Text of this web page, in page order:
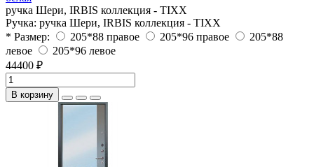
ручка Шери, IRBIS коллекция - TIXX
Ручка: ручка Шери, IRBIS коллекция - TIXX
* Размер:
205*88 правое 205*96 правое
205*88
левое
205*96 левое
44400 ₽
В корзину